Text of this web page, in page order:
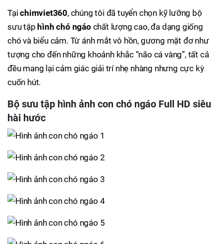
Tạichimviet360, chúng tôi đã tuyển chọn kỹ lưỡng bộ
sưu tập hình chó ngáo chất lượng cao, đa dạng giống
chó và biểu cảm. Từ ánh mắt vô hồn, gương mặt đơ như
tượng cho đến những khoảnh khắc “não cá vàng”, tất cả
đều mang lại cảm giác giải trí nhẹ nhàng nhưng cực kỳ
cuốn hút.
Bộ sưu tập hình ảnh con chó ngáo Full HD siêu
hài hước